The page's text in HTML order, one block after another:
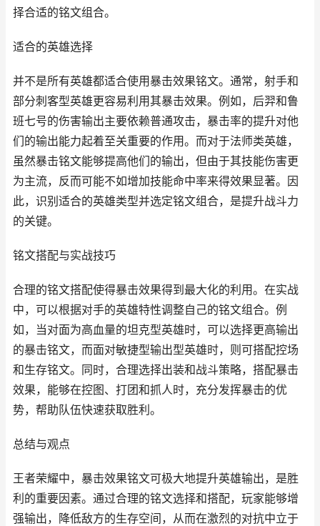
择合适的铭文组合。
适合的英雄选择
并不是所有英雄都适合使用暴击效果铭文。通常，射手和
部分刺客型英雄更容易利用其暴击效果。例如，后羿和鲁
班七号的伤害输出主要依赖普通攻击，暴击率的提升对他
们的输出能力起着至关重要的作用。而对于法师类英雄，
虽然暴击铭文能够提高他们的输出，但由于其技能伤害更
为主流，反而可能不如增加技能命中率来得效果显著。因
此，识别适合的英雄类型并选定铭文组合，是提升战斗力
的关键。
铭文搭配与实战技巧
合理的铭文搭配使得暴击效果得到最大化的利用。在实战
中，可以根据对手的英雄特性调整自己的铭文组合。例
如，当对面为高血量的坦克型英雄时，可以选择更高输出
的暴击铭文，而面对敏捷型输出型英雄时，则可搭配控场
和生存铭文。同时，合理选择出装和战斗策略，搭配暴击
效果，能够在控图、打团和抓人时，充分发挥暴击的优
势，帮助队伍快速获取胜利。
总结与观点
王者荣耀中，暴击效果铭文可极大地提升英雄输出，是胜
利的重要因素。通过合理的铭文选择和搭配，玩家能够增
强输出，降低敌方的生存空间，从而在激烈的对抗中立于